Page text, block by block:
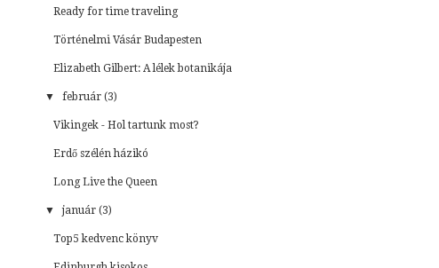
Ready for time traveling
Történelmi Vásár Budapesten
Elizabeth Gilbert: A lélek botanikája
▼ február (3)
Vikingek - Hol tartunk most?
Erdő szélén házikó
Long Live the Queen
▼ január (3)
Top5 kedvenc könyv